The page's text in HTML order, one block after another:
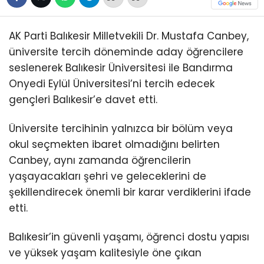
AK Parti Balıkesir Milletvekili Dr. Mustafa Canbey,
üniversite tercih döneminde aday öğrencilere
seslenerek Balıkesir Üniversitesi ile Bandırma
Onyedi Eylül Üniversitesi’ni tercih edecek
gençleri Balıkesir’e davet etti.
Üniversite tercihinin yalnızca bir bölüm veya
okul seçmekten ibaret olmadığını belirten
Canbey, aynı zamanda öğrencilerin
yaşayacakları şehri ve geleceklerini de
şekillendirecek önemli bir karar verdiklerini ifade
etti.
Balıkesir’in güvenli yaşamı, öğrenci dostu yapısı
ve yüksek yaşam kalitesiyle öne çıkan